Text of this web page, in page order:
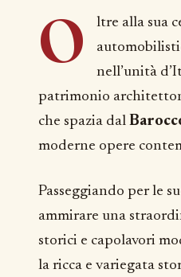
O
ltre alla sua
nell’unità
patrimonio
che spazia dal
moderne opere
Passeggiando per le
ammirare una
storici e capolavori
la ricca e variegata